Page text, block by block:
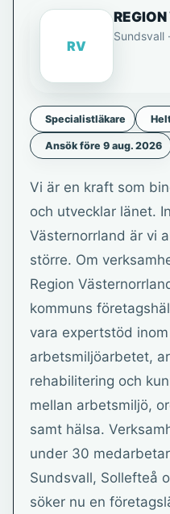
RV
Sundsvall
Specialistläkare
Ansök före 9 aug. 2026
Vi är en kraft som
och utvecklar länet.
Västernorrland är vi
större. Om
Region
kommuns
vara expertstöd
arbetsmiljöarbetet,
rehabilitering och
mellan arbetsmiljö,
samt hälsa.
under 30
Sundsvall, Sollefteå
söker nu en